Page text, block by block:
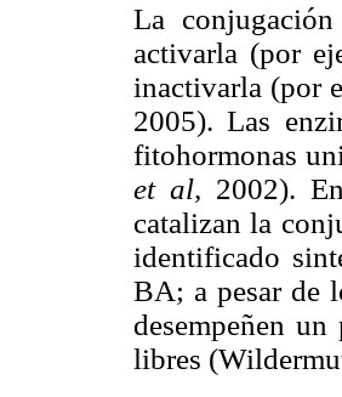
La
activarla (por
inactivarla (por
2005). Las
fitohormonas
et al, 2002).
catalizan la
identificado
BA; a pesar de
desempeñen
libres